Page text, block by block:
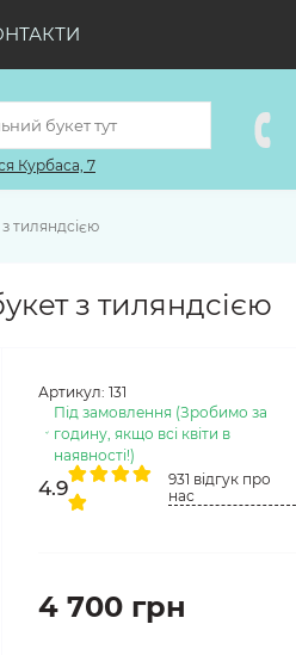
Курбаса, 7
тиляндсією
з тиляндсією
Артикул: 131
Під замовлення (Зробимо за
годину, якщо всі квіти в
наявності!)
4.9
931 відгук про
нас
4 700 грн